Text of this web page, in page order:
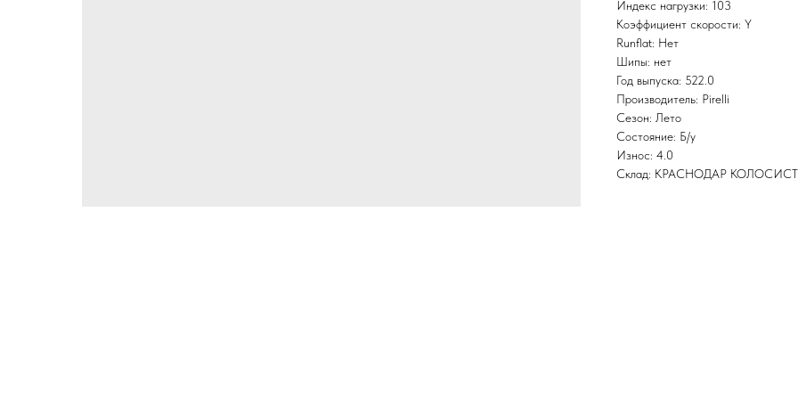
Индекс нагрузки: 103
Коэффициент скорости: Y
Runflat: Нет
Шипы: нет
Год выпуска: 522.0
Производитель: Pirelli
Сезон: Лето
Состояние: Б/у
Износ: 4.0
Склад: КРАСНОДАР